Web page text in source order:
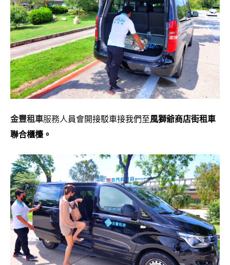
金豐租車服務人 員會開接駁車接我們至風獅爺商店街租車
聯合櫃檯。